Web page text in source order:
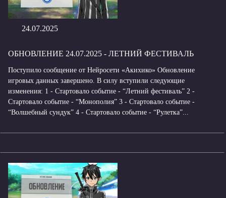
24.07.2025
ОБНОВЛЕНИЕ 24.07.2025 - ЛЕТНИЙ ФЕСТИВАЛЬ
Поступило сообщение от Нейросети «Акихико» Обновление
игровых данных завершено. В силу вступили следующие
изменения: 1 - Стартовало событие - “Летний фестиваль” 2 -
Стартовало событие - “Монополия” 3 - Стартовало событие -
“Волшебный сундук” 4 - Стартовало событие - “Рулетка”...